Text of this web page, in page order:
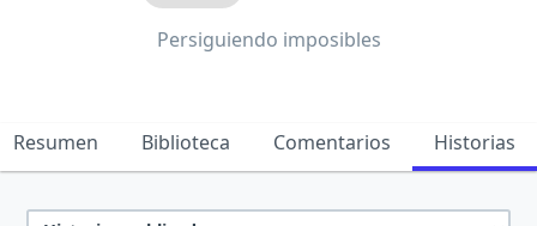
Persiguiendo imposibles
Resumen Biblioteca Comentarios Historias